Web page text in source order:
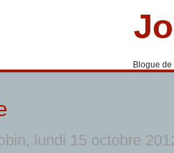
Blogue de
lundi 15 octobre